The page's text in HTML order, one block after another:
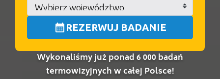
calendar_month REZERWUJ BADANIE
Wykonaliśmy już ponad 6 000 badań
termowizyjnych w całej Polsce!